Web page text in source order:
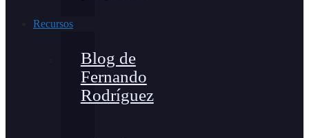
Recursos
Blog de
Fernando
Rodríguez